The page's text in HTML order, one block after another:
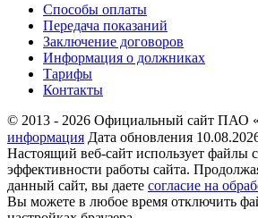
Способы оплаты
Передача показаний
Заключение договоров
Информация о должниках
Тарифы
Контакты
© 2013 - 2026 Официальный сайт ПАО
информация Дата обновления
Настоящий веб-сайт использует файлы
эффективности работы сайта.
данный сайт, вы даете согласие на
Вы можете в любое время отключить